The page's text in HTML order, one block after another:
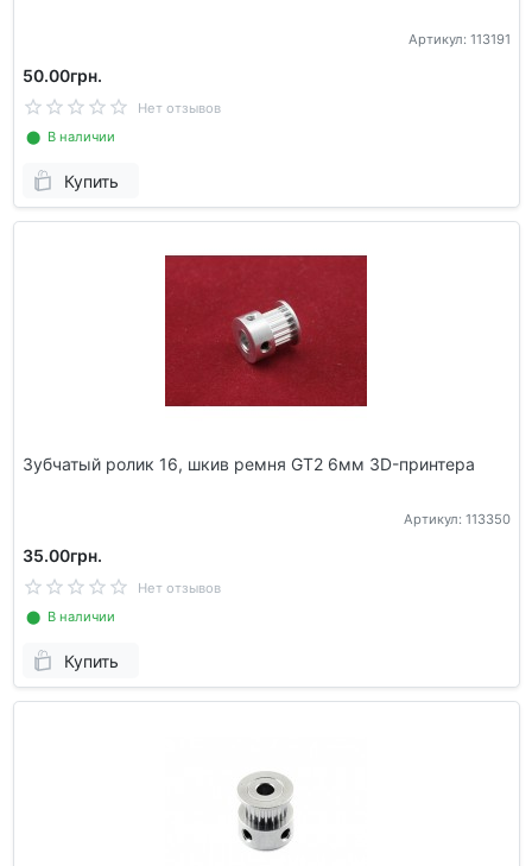
Артикул: 113191
50.00грн.
Нет отзывов
⬤ В наличии
Купить
Зубчатый ролик 16, шкив ремня GT2 6мм 3D-принтера
Артикул: 113350
35.00грн.
Нет отзывов
⬤ В наличии
Купить